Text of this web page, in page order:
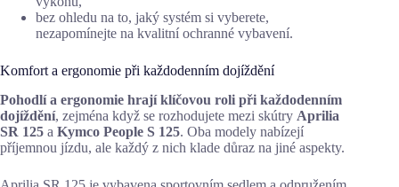
bez ohledu na to, jaký systém si vyberete,
nezapomínejte na kvalitní ochranné vybavení.
Komfort a ergonomie při každodenním dojíždění
Pohodlí a ergonomie hrají klíčovou roli při každodenním
dojíždění, zejména když se rozhodujete mezi skútry Aprilia
SR 125 a Kymco People S 125. Oba modely nabízejí
příjemnou jízdu, ale každý z nich klade důraz na jiné aspekty.